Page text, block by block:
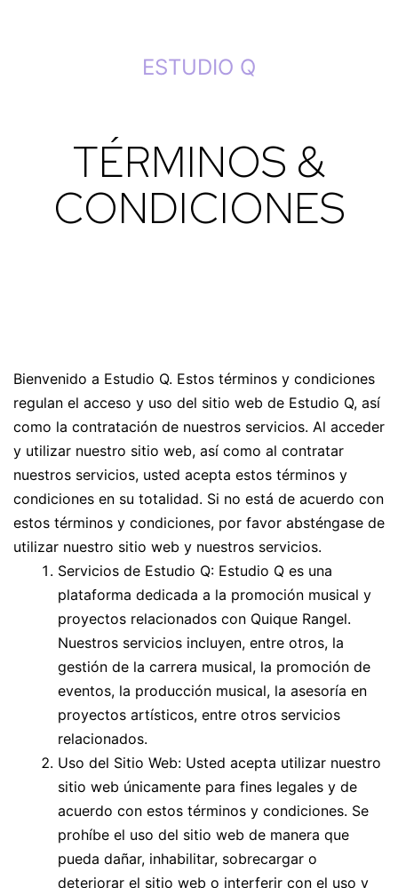
ESTUDIO Q
TÉRMINOS &
CONDICIONES
Bienvenido a Estudio Q. Estos términos y condiciones
regulan el acceso y uso del sitio web de Estudio Q, así
como la contratación de nuestros servicios. Al acceder
y utilizar nuestro sitio web, así como al contratar
nuestros servicios, usted acepta estos términos y
condiciones en su totalidad. Si no está de acuerdo con
estos términos y condiciones, por favor absténgase de
utilizar nuestro sitio web y nuestros servicios.
Servicios de Estudio Q: Estudio Q es una
plataforma dedicada a la promoción musical y
proyectos relacionados con Quique Rangel.
Nuestros servicios incluyen, entre otros, la
gestión de la carrera musical, la promoción de
eventos, la producción musical, la asesoría en
proyectos artísticos, entre otros servicios
relacionados.
Uso del Sitio Web: Usted acepta utilizar nuestro
sitio web únicamente para fines legales y de
acuerdo con estos términos y condiciones. Se
prohíbe el uso del sitio web de manera que
pueda dañar, inhabilitar, sobrecargar o
deteriorar el sitio web o interferir con el uso y